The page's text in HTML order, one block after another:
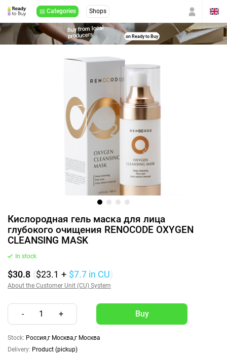
Categories Shops
Buy from local
producers on Ready to Buy
Кислородная гель маска для лица
глубокого очищения RENOCODE OXYGEN
CLEANSING MASK
In stock
$30.8 ($23.1 + $7.7 in CU)
About the Customer Unit (CU) System
- 1 +
Stock: Россия,г Москва,г Москва
Delivery: Product (pickup)